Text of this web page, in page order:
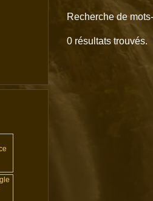
Recherche de
0 résultats trouvés.